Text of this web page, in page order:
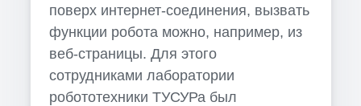
поверх интернет-соединения, вызвать
функции робота можно, например, из
веб-страницы. Для этого
сотрудниками лаборатории
робототехники ТУСУРа был